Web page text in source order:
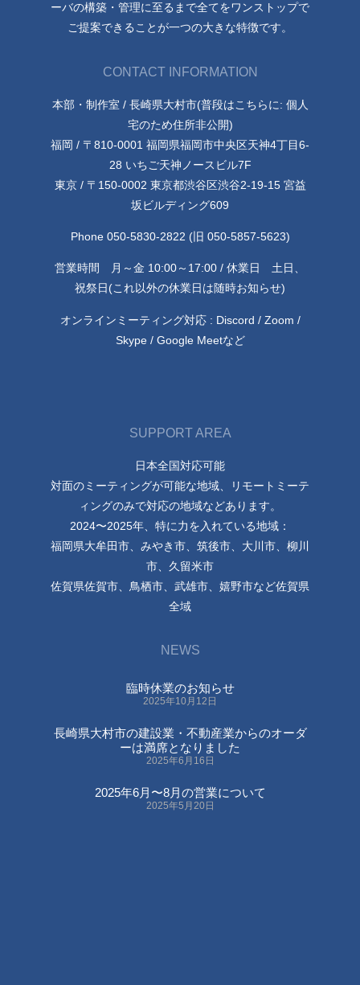
ーバの構築・管理に至るまで全てをワンストップで
ご提案できることが一つの大きな特徴です。
CONTACT INFORMATION
本部・制作室 / 長崎県大村市(普段はこちらに: 個人
宅のため住所非公開)
福岡 / 〒810-0001 福岡県福岡市中央区天神4丁目6-
28 いちご天神ノースビル7F
東京 / 〒150-0002 東京都渋谷区渋谷2-19-15 宮益
坂ビルディング609
Phone 050-5830-2822 (旧 050-5857-5623)
営業時間 月～金 10:00～17:00 / 休業日 土日、
祝祭日(これ以外の休業日は随時お知らせ)
オンラインミーティング対応 : Discord / Zoom /
Skype / Google Meetなど
SUPPORT AREA
日本全国対応可能
対面のミーティングが可能な地域、リモートミーテ
ィングのみで対応の地域などあります。
2024〜2025年、特に力を入れている地域：
福岡県大牟田市、みやき市、筑後市、大川市、柳川
市、久留米市
佐賀県佐賀市、鳥栖市、武雄市、嬉野市など佐賀県
全域
NEWS
臨時休業のお知らせ
2025年10月12日
長崎県大村市の建設業・不動産業からのオーダ
ーは満席となりました
2025年6月16日
2025年6月〜8月の営業について
2025年5月20日